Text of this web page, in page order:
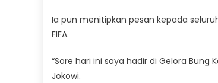
Ia pun menitipkan pesan kepada
FIFA.
“Sore hari ini saya hadir di Gelora
Jokowi.